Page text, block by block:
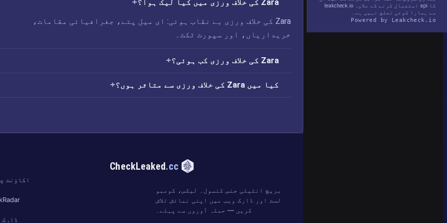
کا api استعمال کرنے کے علاوہ leakcheck.io
سے ہمارا کوئی تعلق نہیں ہے۔
Powered by Leakcheck.io
Zara کی خلاف ورزی میں کیا لیک ہوا؟
Zara کی خلاف ورزی بے نقاب ہوئی: ای میل پتے، جغرافیائی مقامات،
خریداریاں، اور سپورٹ ٹکٹ۔
Zara کی خلاف ورزی کب ہوئی؟
کیا میں Zara کی خلاف ورزی سے متاثر ہوں؟
CheckLeaked.cc
بریچ انٹیلی جنس کنسول۔ لیکس، کومبو
لسٹ اور ڈارک ویب میں اپنی نمائش تلاش
کریں — حملہ آوروں سے پہلے۔
اکاؤنٹ
ڈارک